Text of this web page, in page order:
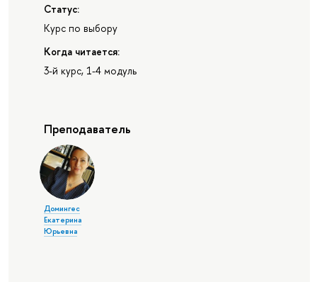
Статус:
Курс по выбору
Когда читается:
3-й курс, 1-4 модуль
Преподаватель
Домингес
Екатерина
Юрьевна